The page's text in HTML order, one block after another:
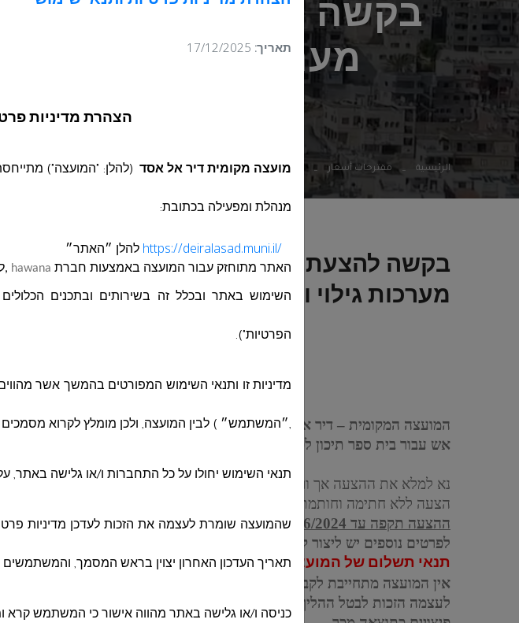
מערכות גילוי
الرئيسية مقترحات أسعار בקשה להצעת מחיר 49-2024 לרכישת ואספקת ציוד מערכות גילוי וכיבוי אש עבור בית ספר תיכון
בקשה להצעת מחיר 49-2024
מערכות גילוי וכיבוי אש עבור בית ספר תיכון
הצעת מחיר מס' 49/2024
המועצה המקומית – דיר אל אסד מבקשת בזה להגיש הצעת מחיר לרכישת ואספקת
אש עבור בית ספר תיכון לפי הפירוט להלן:
נא למלא את ההצעה אך ורק בטבלה המצורפת בכתב ברור וקריא.
למפרט
הצעה ללא חתימה וחותמת לא תתקבל.
ההצעה תקפה עד 30/06/2024.
לפרטים נוספים יש ליצור קשר עם קב"ט המועצה מר' וסאם עומר לטלפון: 054-2270156.
תנאי תשלום של המועצה – שוטף + 90 מיום אישור חשבון.
אין המועצה מתחייבת לקבוע את ההצעה הזולה יותר, או כל הצעה שהיא זוכה,
לעצמה הזכות לבטל ההליך בכללותו או כל חלק ממנו. ולא תהיה לקבלן / המציע
תאריך:
הצהרת מדיניות
מועצה מקומית דיר אל אסד (להלן: "המועצה")
מנהלת ומפעילה בכתובת:
https://deiralasad.muni.il/להלן ״האתר״
האתר מתוחזק עבור המועצה באמצעות חברת hawana
השימוש באתר ובכלל זה בשירותים ובתכנים
הפרטיות").
מדיניות זו ותנאי השימוש המפורטים בהמשך אשר
,״המשתמש״ ) לבין המועצה, ולכן מומלץ לקרוא מסמכים
תנאי השימוש יחולו על כל התחברות ו/או גלישה באתר,
שהמועצה שומרת לעצמה את הזכות לעדכן מדיניות
תאריך העדכון האחרון יצוין בראש המסמך, והמשתמשים
כניסה ו/או גלישה באתר מהווה אישור כי המשתמש קרא